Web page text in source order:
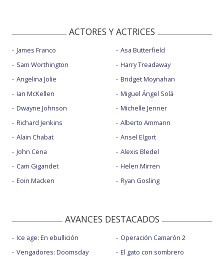
ACTORES Y ACTRICES
James Franco
Sam Worthington
Angelina Jolie
Ian McKellen
Dwayne Johnson
Richard Jenkins
Alain Chabat
John Cena
Cam Gigandet
Eoin Macken
Asa Butterfield
Harry Treadaway
Bridget Moynahan
Miguel Ángel Solá
Michelle Jenner
Alberto Ammann
Ansel Elgort
Alexis Bledel
Helen Mirren
Ryan Gosling
AVANCES DESTACADOS
Ice age: En ebullición
Vengadores: Doomsday
Operación Camarón 2
El gato con sombrero